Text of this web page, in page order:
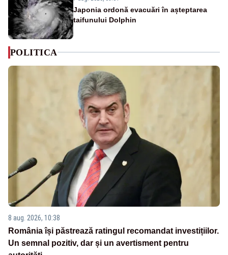
Japonia ordonă evacuări în așteptarea
taifunului Dolphin
POLITICA
8 aug. 2026, 10:38
România își păstrează ratingul recomandat investițiilor.
Un semnal pozitiv, dar și un avertisment pentru